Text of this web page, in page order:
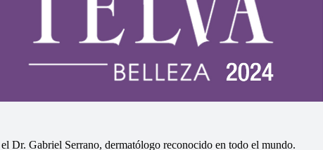
Dr. Gabriel Serrano, dermatólogo reconocido en todo el mundo.